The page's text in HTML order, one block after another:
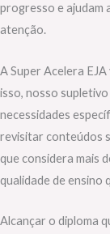
progresso e ajudam
atenção.
A Super Acelera
isso, nosso
necessidades
revisitar conteúdos
que considera mais
qualidade de ensino
Alcançar o diploma